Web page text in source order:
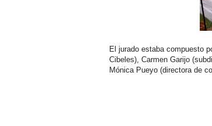
El jurado estaba compuesto
Cibeles), Carmen Garijo
Mónica Pueyo (directora de